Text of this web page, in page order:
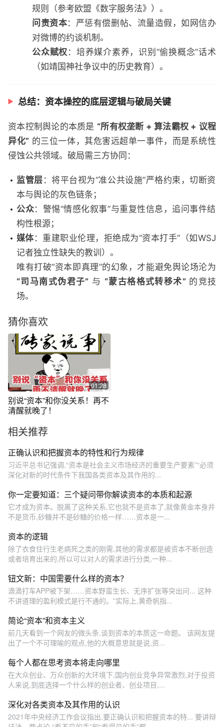
规则（参考欧盟《数字服务法》）。
问责资本：严惩有偿删帖、流量造假，如网信办
对微博的约谈机制。
公众赋权 ：培养媒介素养，识别“偷换概念”话术
（如靖国神社争议中的历史教育）。
总结：资本操控的底层逻辑与破局关键
资本控制舆论的本质是 “所有权垄断 + 算法霸权 + 议程
异化” 的三位一体，其危害远超单一事件，而是系统性
侵蚀公共领域。破局需三方协同：
监管层 ：将平台视为“准公共设施”严格约束，切断资
本与舆论的灰色链条；
公众：警惕“情感化叙事”与重复性信息，追问事件结
构性根源；
媒体：重建职业伦理，拒绝成为“资本打手”（如WSJ
记者独立性缺失的教训）。
唯有打破“资本即真理”的幻象，才能避免舆论场沦为
“司马南式伪君子” 与 “蒙古格格式转移术”的竞技
场。
猜你喜欢
01:28
别说“资本”和你没关系！再不
清醒就晚了！
相关推荐
正确认识和把握资本的特性和行为规律
习近平总书记强调,“资本是社会主义市场经济的重要生产要素”“必须
深化对新的时代条件下我国各类资本及其作用的...
你一定要知道：三个疑问带你解读资本的本质和起源
它才成为资本。脱离了这种关系,它也就不是资本了,就像黄金本身并
不是货币,砂糖并不是砂糖的价格一样……资本是一...
资本的逻辑
除了衣食住行生老病死之类的刚需,其他的需求都是被资本不断创造
或者培育出来的,所以可以对人的需求进行分类,一种...
钮文新：中国需要什么样的资本？
滴滴打车APP被下架……资本野蛮生长、无序扩张等突出问... 这种
不讲道理的盈利模式是行不通的。”实际上,黄奇帆指...
简论“资本”和资本主义
前几天看到一个网友的微头条,谈到资本的本质这一命题。 该网友提
出了一个不可理喻的观点,他的大概意思就是说,资...
每个人都在思考资本将走向哪里
在大众创业、万众创新的大环境下,国内创业竞争异常激烈,对于投资
人来说,到底选择一个什么样的创业者、创业项目,...
深化对各类资本及其作用的认识
2021年中央经济工作会议指出,要正确认识和把握资本的特... 要讲辩